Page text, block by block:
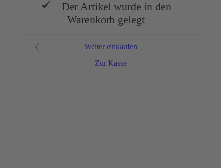
Der Artikel wurde in den
Warenkorb gelegt
Zur Kasse
Weiter einkaufen